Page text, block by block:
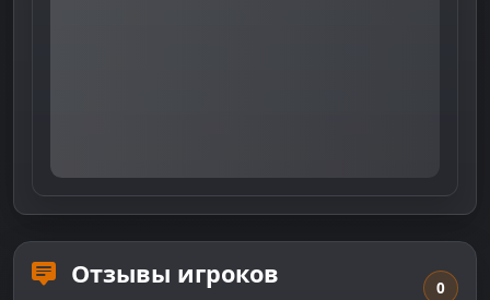
Отзывы игроков 0